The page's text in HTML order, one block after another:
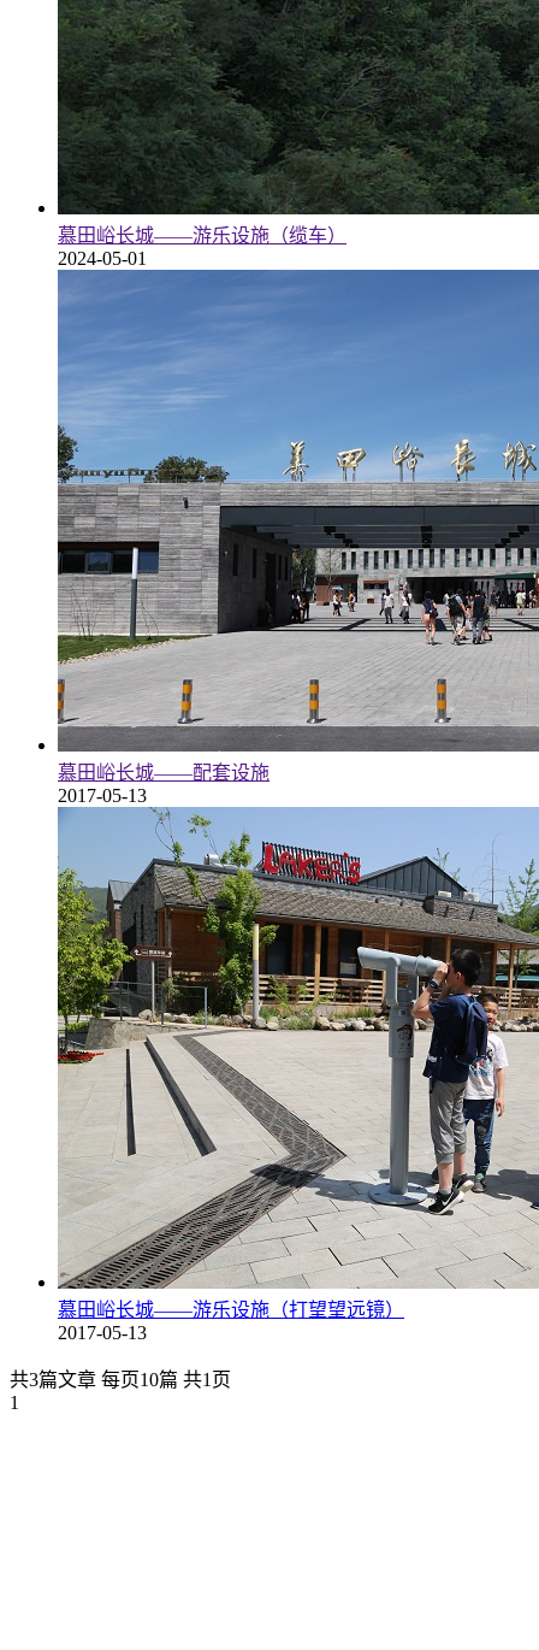
慕田峪长城——游乐设施（缆车）
2024-05-01
慕田峪长城——配套设施
2017-05-13
慕田峪长城——游乐设施（打望望远镜）
2017-05-13
共3篇文章 每页10篇 共1页
1